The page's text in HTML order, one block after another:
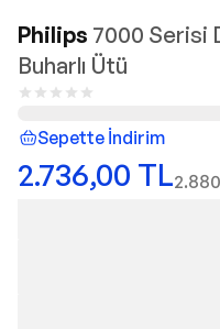
Philips 7000 Serisi
Buharlı Ütü
Sepette İndirim
2.736,00 TL